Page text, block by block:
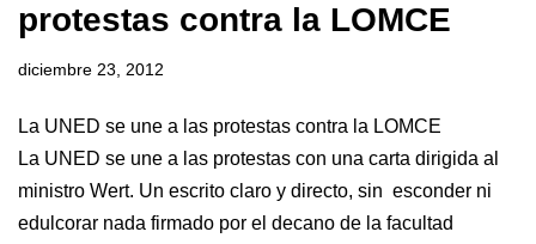
protestas contra la LOMCE
diciembre 23, 2012
La UNED se une a las protestas contra la LOMCE
La UNED se une a las protestas con una carta dirigida al
ministro Wert. Un escrito claro y directo, sin esconder ni
edulcorar nada firmado por el decano de la facultad